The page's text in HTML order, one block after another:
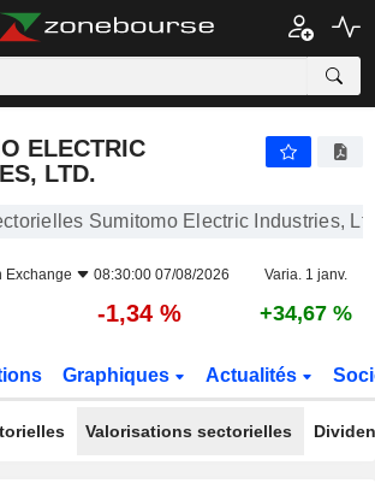
ELECTRIC
LTD.
Sumitomo Electric Industries,
Exchange 08:30:00 07/08/2026 Varia. 1 janv.
-1,34 % +34,67 %
Graphiques Actualités
Valorisations sectorielles